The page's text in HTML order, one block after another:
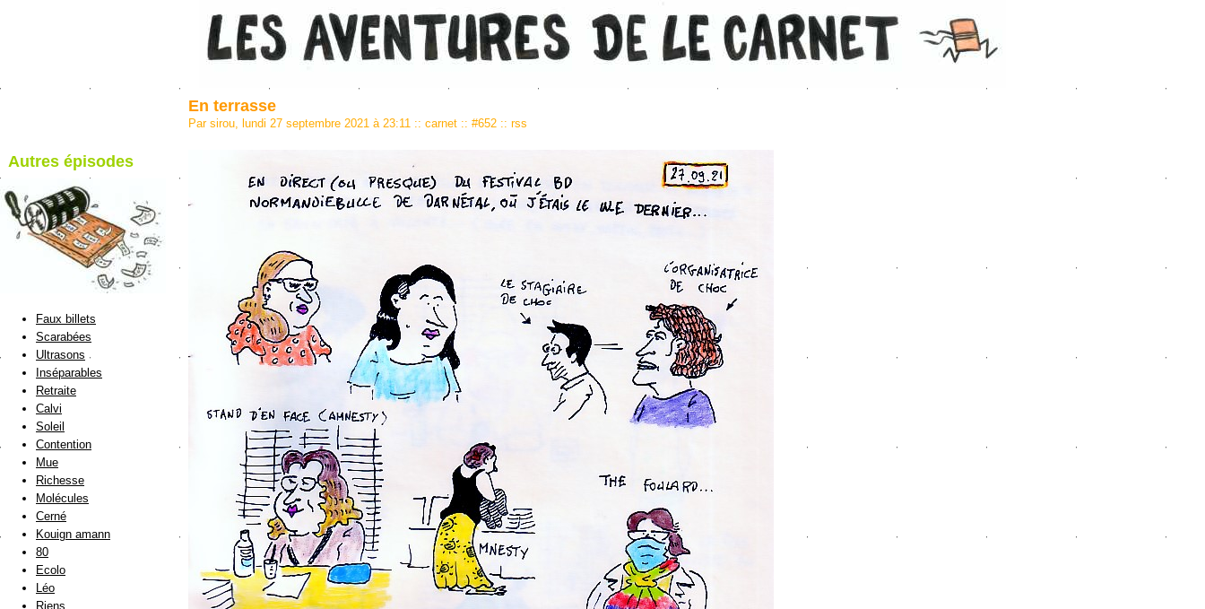
blog de Sirou
En terrasse
Par sirou, lundi 27 septembre 2021 à 23:11 :: carnet :: #652 :: rss
Autres épisodes
Faux billets
Scarabées
Ultrasons
Inséparables
Retraite
Calvi
Soleil
Contention
Mue
Richesse
Molécules
Cerné
Kouign amann
80
Ecolo
Léo
Riens